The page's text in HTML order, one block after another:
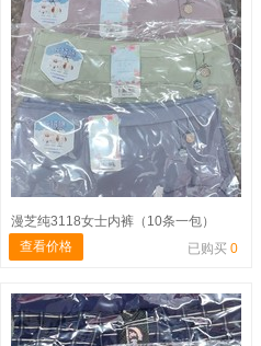
漫芝纯3118女士内裤（10条一包）
查看价格
已购买 0